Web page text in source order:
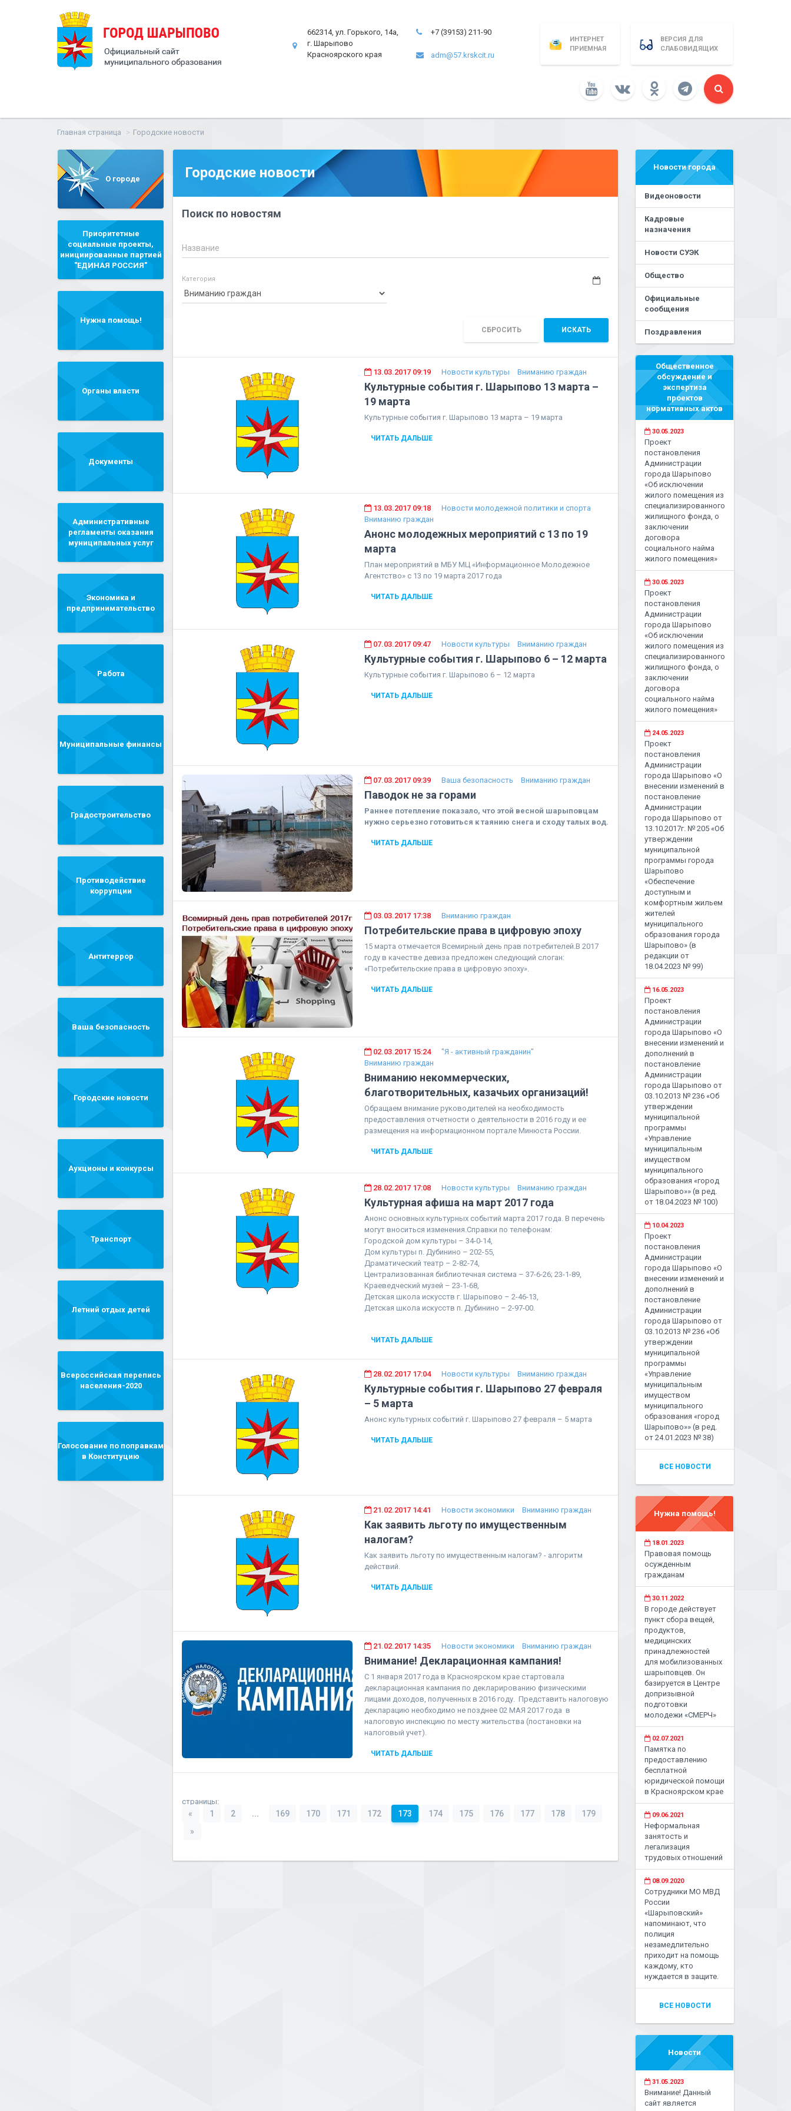
662314, ул. Горького, 14а,
г. Шарыпово
Красноярского края
+7 (39153) 211-90
adm@57.krskcit.ru
ИНТЕРНЕТ
ПРИЕМНАЯ
ВЕРСИЯ ДЛЯ
СЛАБОВИДЯЩИХ
Главная страница Городские новости
О городе
Приоритетные
социальные проекты,
инициированные партией
"ЕДИНАЯ РОССИЯ"
Нужна помощь!
Органы власти
Документы
Административные
регламенты оказания
муниципальных услуг
Экономика и
предпринимательство
Работа
Муниципальные финансы
Градостроительство
Противодействие
коррупции
Антитеррор
Ваша безопасность
Городские новости
Аукционы и конкурсы
Транспорт
Летний отдых детей
Всероссийская перепись
населения-2020
Голосование по поправкам
в Конституцию
Городские новости
Поиск по новостям
Название
Категория
СБРОСИТЬ ИСКАТЬ
13.03.2017 09:19 Новости культуры Вниманию граждан
Культурные события г. Шарыпово 13 марта –
19 марта
Культурные события г. Шарыпово 13 марта – 19 марта
ЧИТАТЬ ДАЛЬШЕ
13.03.2017 09:18
Новости молодежной политики и спорта
Вниманию граждан
Анонс молодежных мероприятий с 13 по 19
марта
План мероприятий в МБУ МЦ «Информационное Молодежное
Агентство» с 13 по 19 марта 2017 года
ЧИТАТЬ ДАЛЬШЕ
07.03.2017 09:47 Новости культуры Вниманию граждан
Культурные события г. Шарыпово 6 – 12 марта
Культурные события г. Шарыпово 6 – 12 марта
ЧИТАТЬ ДАЛЬШЕ
07.03.2017 09:39 Ваша безопасность Вниманию граждан
Паводок не за горами
Раннее потепление показало, что этой весной шарыповцам
нужно серьезно готовиться к таянию снега и сходу талых вод.
ЧИТАТЬ ДАЛЬШЕ
03.03.2017 17:38 Вниманию граждан
Потребительские права в цифровую эпоху
15 марта отмечается Всемирный день прав потребителей.В 2017
году в качестве девиза предложен следующий слоган:
«Потребительские права в цифровую эпоху».
ЧИТАТЬ ДАЛЬШЕ
02.03.2017 15:24
"Я - активный гражданин"
Вниманию граждан
Вниманию некоммерческих,
благотворительных, казачьих организаций!
Обращаем внимание руководителей на необходимость
предоставления отчетности о деятельности в 2016 году и ее
размещения на информационном портале Минюста России.
ЧИТАТЬ ДАЛЬШЕ
28.02.2017 17:08 Новости культуры Вниманию граждан
Культурная афиша на март 2017 года
Анонс основных культурных событий марта 2017 года. В перечень
могут вноситься изменения.Справки по телефонам:
Городской дом культуры – 34-0-14,
Дом культуры п. Дубинино – 202-55,
Драматический театр – 2-82-74,
Централизованная библиотечная система – 37-6-26; 23-1-89,
Краеведческий музей – 23-1-68,
Детская школа искусств г. Шарыпово – 2-46-13,
Детская школа искусств п. Дубинино – 2-97-00.
ЧИТАТЬ ДАЛЬШЕ
28.02.2017 17:04 Новости культуры Вниманию граждан
Культурные события г. Шарыпово 27 февраля
– 5 марта
Анонс культурных событий г. Шарыпово 27 февраля – 5 марта
ЧИТАТЬ ДАЛЬШЕ
21.02.2017 14:41 Новости экономики Вниманию граждан
Как заявить льготу по имущественным
налогам?
Как заявить льготу по имущественным налогам? - алгоритм
действий.
ЧИТАТЬ ДАЛЬШЕ
21.02.2017 14:35 Новости экономики Вниманию граждан
Внимание! Декларационная кампания!
С 1 января 2017 года в Красноярском крае стартовала
декларационная кампания по декларированию физическими
лицами доходов, полученных в 2016 году. Представить налоговую
декларацию необходимо не позднее 02 МАЯ 2017 года в
налоговую инспекцию по месту жительства (постановки на
налоговый учет).
ЧИТАТЬ ДАЛЬШЕ
страницы:
« 1 2 ... 169 170 171 172 173 174 175 176 177 178
179
»
Новости города
Видеоновости
Кадровые
назначения
Новости СУЭК
Общество
Официальные
сообщения
Поздравления
Общественное
обсуждение и
экспертиза
проектов
нормативных актов
30.05.2023
Проект
постановления
Администрации
города Шарыпово
«Об исключении
жилого помещения из
специализированного
жилищного фонда, о
заключении
договора
социального найма
жилого помещения»
30.05.2023
Проект
постановления
Администрации
города Шарыпово
«Об исключении
жилого помещения из
специализированного
жилищного фонда, о
заключении
договора
социального найма
жилого помещения»
24.05.2023
Проект
постановления
Администрации
города Шарыпово «О
внесении изменений в
постановление
Администрации
города Шарыпово от
13.10.2017г. № 205 «Об
утверждении
муниципальной
программы города
Шарыпово
«Обеспечение
доступным и
комфортным жильем
жителей
муниципального
образования города
Шарыпово» (в
редакции от
18.04.2023 № 99)
16.05.2023
Проект
постановления
Администрации
города Шарыпово «О
внесении изменений и
дополнений в
постановление
Администрации
города Шарыпово от
03.10.2013 № 236 «Об
утверждении
муниципальной
программы
«Управление
муниципальным
имуществом
муниципального
образования «город
Шарыпово»» (в ред.
от 18.04.2023 № 100)
10.04.2023
Проект
постановления
Администрации
города Шарыпово «О
внесении изменений и
дополнений в
постановление
Администрации
города Шарыпово от
03.10.2013 № 236 «Об
утверждении
муниципальной
программы
«Управление
муниципальным
имуществом
муниципального
образования «город
Шарыпово»» (в ред.
от 24.01.2023 № 38)
ВСЕ НОВОСТИ
Нужна помощь!
18.01.2023
Правовая помощь
осужденным
гражданам
30.11.2022
В городе действует
пункт сбора вещей,
продуктов,
медицинских
принадлежностей
для мобилизованных
шарыповцев. Он
базируется в Центре
допризывной
подготовки
молодежи «СМЕРЧ»
02.07.2021
Памятка по
предоставлению
бесплатной
юридической помощи
в Красноярском крае
09.06.2021
Неформальная
занятость и
легализация
трудовых отношений
08.09.2020
Сотрудники МО МВД
России
«Шарыповский»
напоминают, что
полиция
незамедлительно
приходит на помощь
каждому, кто
нуждается в защите.
ВСЕ НОВОСТИ
Новости
31.05.2023
Внимание! Данный
сайт является